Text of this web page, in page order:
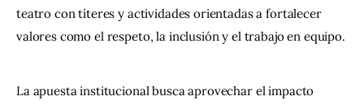
teatro con títeres y actividades orientadas a fortalecer
valores como el respeto, la inclusión y el trabajo en equipo.
La apuesta institucional busca aprovechar el impacto